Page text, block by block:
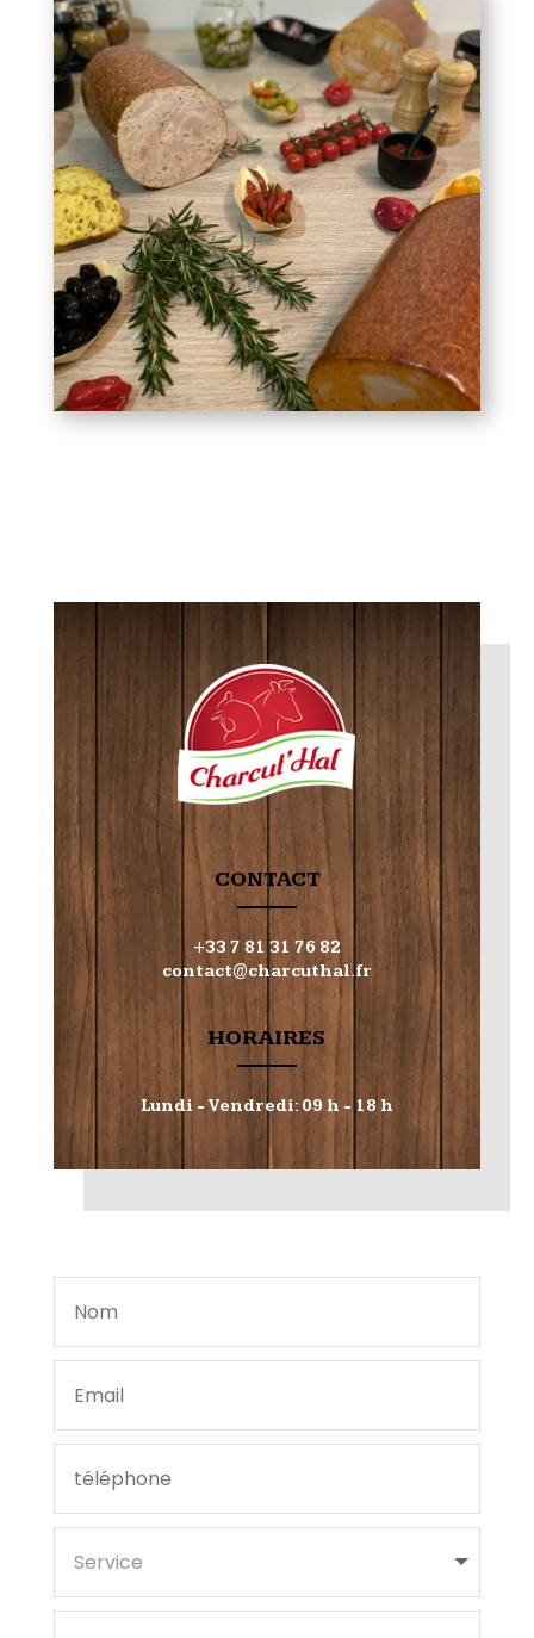
CONTACT
+33 7 81 31 76 82
contact@charcuthal.fr
HORAIRES
Lundi - Vendredi: 09 h - 18 h